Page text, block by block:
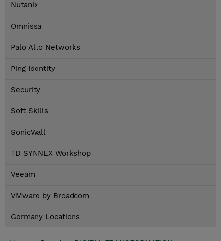
Nutanix
Omnissa
Palo Alto Networks
Ping Identity
Security
Soft Skills
SonicWall
TD SYNNEX Workshop
Veeam
VMware by Broadcom
Germany Locations